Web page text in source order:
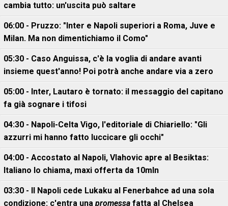
cambia tutto: un'uscita può saltare
06:00 - Pruzzo: "Inter e Napoli superiori a Roma, Juve e
Milan. Ma non dimentichiamo il Como"
05:30 - Caso Anguissa, c'è la voglia di andare avanti
insieme quest'anno! Poi potrà anche andare via a zero
05:00 - Inter, Lautaro è tornato: il messaggio del capitano
fa già sognare i tifosi
04:30 - Napoli-Celta Vigo, l'editoriale di Chiariello: "Gli
azzurri mi hanno fatto luccicare gli occhi"
04:00 - Accostato al Napoli, Vlahovic apre al Besiktas:
Italiano lo chiama, maxi offerta da 10mln
03:30 - Il Napoli cede Lukaku al Fenerbahce ad una sola
condizione: c'entra una promessa fatta al Chelsea